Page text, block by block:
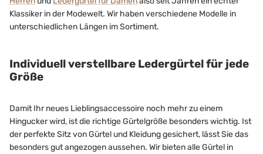
Klassiker in der Modewelt. Wir haben verschiedene Modelle in
unterschiedlichen Längen im Sortiment.
Individuell verstellbare Ledergürtel für jede
Größe
Damit Ihr neues Lieblingsaccessoire noch mehr zu einem
Hingucker wird, ist die richtige Gürtelgröße besonders wichtig. Ist
der perfekte Sitz von Gürtel und Kleidung gesichert, lässt Sie das
besonders gut angezogen aussehen. Wir bieten alle Gürtel in